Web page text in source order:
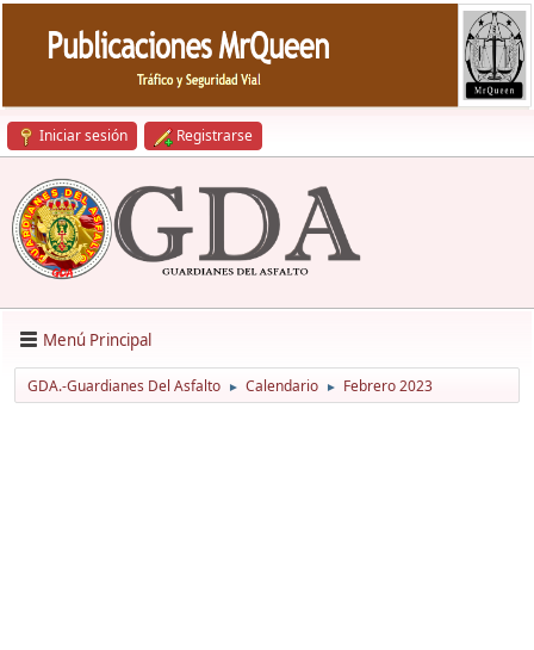
Iniciar sesión Registrarse
Menú Principal
GDA.-Guardianes Del Asfalto ► Calendario ► Febrero 2023